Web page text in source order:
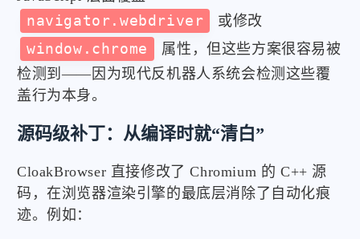
navigator.webdriver
或修改
window.chrome
属性，但这些方案很容易被
检测到——因为现代反机器人系统会检测这些覆
盖行为本身。
源码级补丁：从编译时就“清白”
CloakBrowser 直接修改了 Chromium 的 C++ 源
码，在浏览器渲染引擎的最底层消除了自动化痕
迹。例如：